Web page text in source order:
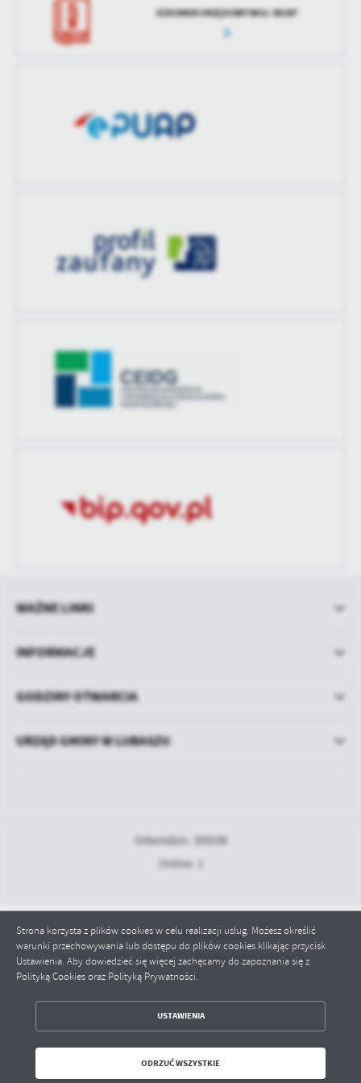
Strona korzysta z plików cookies w celu realizacji usług. Możesz określić
warunki przechowywania lub dostępu do plików cookies klikając przycisk
Ustawienia. Aby dowiedzieć się więcej zachęcamy do zapoznania się z
Polityką Cookies oraz Polityką Prywatności.
USTAWIENIA
ODRZUĆ WSZYSTKIE
ODRZUĆ WSZYSTKIE
DZIENNIK URZĘDOWY WOJ. WLKP
WAŻNE LINKI
INFORMACJE
GODZINY OTWARCIA
URZĄD GMINY W LUBASZU
Odwiedzin: 395038
Online: 1
Copyright by bip.lubasz.pl
Powered by2ClickPortal® - Portale nowej generacji